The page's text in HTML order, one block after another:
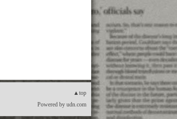
▲top
Powered by udn.com